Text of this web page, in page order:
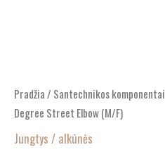
Pradžia / Santechnikos komponentai
Degree Street Elbow (M/F)
Jungtys / alkūnės